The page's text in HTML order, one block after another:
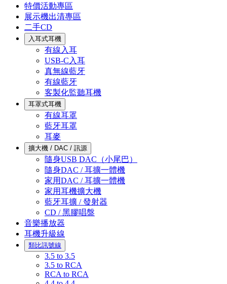
特價活動專區
展示機出清專區
二手CD
入耳式耳機
有線入耳
USB-C入耳
真無線藍牙
有線藍牙
客製化監聽耳機
耳罩式耳機
有線耳罩
藍牙耳罩
耳麥
擴大機 / DAC / 訊源
隨身USB DAC（小尾巴）
隨身DAC / 耳擴一體機
家用DAC / 耳擴一體機
家用耳機擴大機
藍牙耳擴 / 發射器
CD / 黑膠唱盤
音樂播放器
耳機升級線
類比訊號線
3.5 to 3.5
3.5 to RCA
RCA to RCA